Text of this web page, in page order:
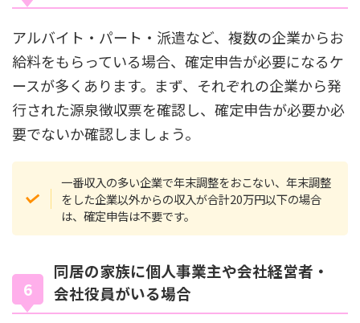
アルバイト・パート・派遣など、複数の企業からお
給料をもらっている場合、確定申告が必要になるケ
ースが多くあります。まず、それぞれの企業から発
行された源泉徴収票を確認し、確定申告が必要か必
要でないか確認しましょう。
一番収入の多い企業で年末調整をおこない、年末調整
をした企業以外からの収入が合計20万円以下の場合
は、確定申告は不要です。
同居の家族に個人事業主や会社経営者・
会社役員がいる場合